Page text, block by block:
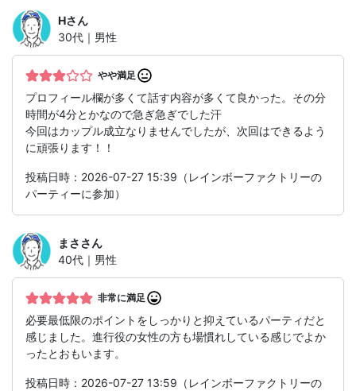
Hさん
30代｜男性
やや満足
プロフィール欄が多くて話す内容が多くて良かった。その分
時間が4分とかなので急ぎ急ぎでした汗
今回はカップル成立なりませんでしたが、次回はできるよう
に頑張ります！！
投稿日時：2026-07-27 15:39（レインボーファクトリーの
パーティーに参加）
まささん
40代｜男性
非常に満足
必要最低限のポイントをしっかりと抑えているパーティだと
感じました。進行役の女性の方も場慣れしている感じでよか
ったとおもいます。
投稿日時：2026-07-27 13:59（レインボーファクトリーの